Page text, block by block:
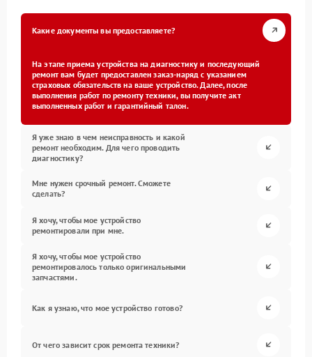
Какие документы вы предоставляете?
На этапе приема устройства на диагностику и последующий
ремонт вам будет предоставлен заказ-наряд с указанием
страховых обязательств на ваше устройство. Далее, после
выполнения работ по ремонту техники, вы получите акт
выполненных работ и гарантийный талон.
Я уже знаю в чем неисправность и какой
ремонт необходим. Для чего проводить
диагностику?
Мне нужен срочный ремонт. Сможете
сделать?
Я хочу, чтобы мое устройство
ремонтировали при мне.
Я хочу, чтобы мое устройство
ремонтировалось только оригинальными
запчастями.
Как я узнаю, что мое устройство готово?
От чего зависит срок ремонта техники?